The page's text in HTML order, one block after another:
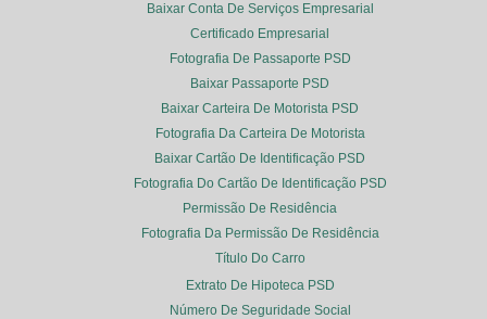
Baixar Conta De Serviços Empresarial
Certificado Empresarial
Fotografia De Passaporte PSD
Baixar Passaporte PSD
Baixar Carteira De Motorista PSD
Fotografia Da Carteira De Motorista
Baixar Cartão De Identificação PSD
Fotografia Do Cartão De Identificação PSD
Permissão De Residência
Fotografia Da Permissão De Residência
Título Do Carro
Extrato De Hipoteca PSD
Número De Seguridade Social